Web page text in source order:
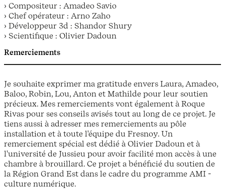
› Compositeur : Amadeo Savio
› Chef opérateur : Arno Zaho
› Développeur 3d : Shandor Shury
› Scientifique : Olivier Dadoun
Remerciements
Je souhaite exprimer ma gratitude envers Laura, Amadeo,
Baloo, Robin, Lou, Anton et Mathilde pour leur soutien
précieux. Mes remerciements vont également à Roque
Rivas pour ses conseils avisés tout au long de ce projet. Je
tiens aussi à adresser mes remerciements au pôle
installation et à toute l'équipe du Fresnoy. Un
remerciement spécial est dédié à Olivier Dadoun et à
l'université de Jussieu pour avoir facilité mon accès à une
chambre à brouillard. Ce projet a bénéficié du soutien de
la Région Grand Est dans le cadre du programme AMI -
culture numérique.